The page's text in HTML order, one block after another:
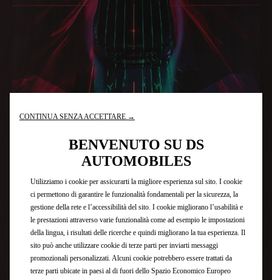
Un'esperienza migliorata
guida a un nuovo livello di interazione e connettività.
Sulla plancia, l'ampio schermo da 16 pollici spicca per
il suo aspetto sottile e arioso, sembrando quasi
galleggiare nell'abitacolo. Al centro di una gamma di
servizi connessi innovativi, DS IRIS SYSTEM include
funzionalità avanzate come la navigazione in tempo
reale, la gestione dei media e le applicazioni dedicate,
per combinare comfort, sicurezza e piacere di guida.
CONTINUA SENZA ACCETTARE →
BENVENUTO SU DS
AUTOMOBILES
Utilizziamo i cookie per assicurarti la migliore esperienza sul sito. I cookie
ci permettono di garantire le funzionalità fondamentali per la sicurezza, la
gestione della rete e l’accessibilità del sito. I cookie migliorano l’usabilità e
le prestazioni attraverso varie funzionalità come ad esempio le impostazioni
della lingua, i risultati delle ricerche e quindi migliorano la tua esperienza. Il
sito può anche utilizzare cookie di terze parti per inviarti messaggi
promozionali personalizzati. Alcuni cookie potrebbero essere trattati da
terze parti ubicate in paesi al di fuori dello Spazio Economico Europeo